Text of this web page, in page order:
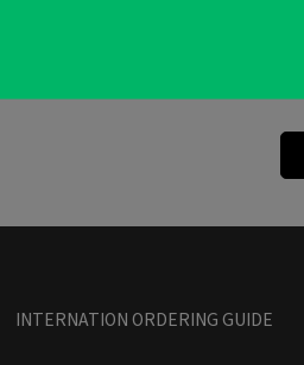
INTERNATION ORDERING GUIDE